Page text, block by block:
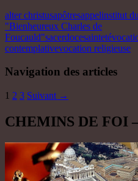
alter christusapôtresappelinstitut
"Bienheureux Charles de
Foucauld"sacerdocesainteté
contemplativevocation religieuse
Navigation des articles
1 2 3 Suivant →
CHEMINS DE FOI